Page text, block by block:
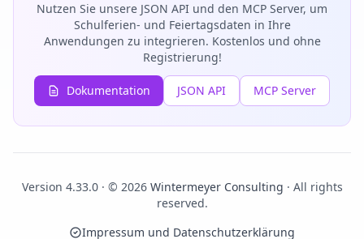
Nutzen Sie unsere JSON API und den MCP Server, um
Schulferien- und Feiertagsdaten in Ihre
Anwendungen zu integrieren. Kostenlos und ohne
Registrierung!
Dokumentation JSON API MCP Server
Version 4.33.0 · © 2026 Wintermeyer Consulting · All rights
reserved.
Impressum und Datenschutzerklärung